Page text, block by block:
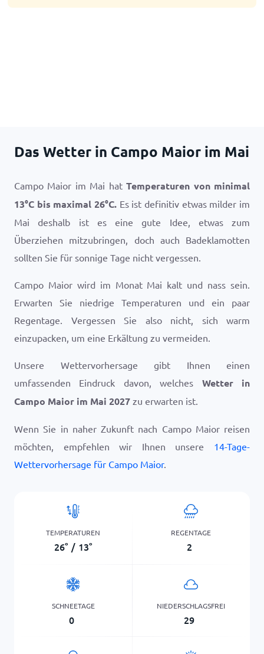
Das Wetter in Campo Maior im Mai
Campo Maior im Mai hatTemperaturen von minimal
13°C bis maximal 26°C. Es ist definitiv etwas milder im
Mai deshalb ist es eine gute Idee, etwas zum
Überziehen mitzubringen, doch auch Badeklamotten
sollten Sie für sonnige Tage nicht vergessen.
Campo Maior wird im Monat Mai kalt und nass sein.
Erwarten Sie niedrige Temperaturen und ein paar
Regentage. Vergessen Sie also nicht, sich warm
einzupacken, um eine Erkältung zu vermeiden.
Unsere Wettervorhersage gibt Ihnen einen
umfassenden Eindruck davon, welches Wetter in
Campo Maior im Mai 2027 zu erwarten ist.
Wenn Sie in naher Zukunft nach Campo Maior reisen
möchten, empfehlen wir Ihnen unsere 14-Tage-
Wettervorhersage für Campo Maior.
TEMPERATUREN
26° / 13°
REGENTAGE
2
SCHNEETAGE
0
NIEDERSCHLAGSFREI
29